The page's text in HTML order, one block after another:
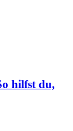
hilfst du,